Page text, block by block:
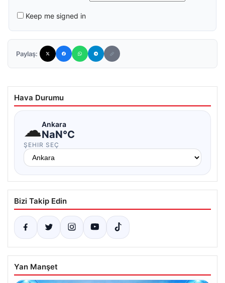
Keep me signed in
Paylaş:
Hava Durumu
☁Ankara
NaN°C
ŞEHIR SEÇ
Bizi Takip Edin
Yan Manşet